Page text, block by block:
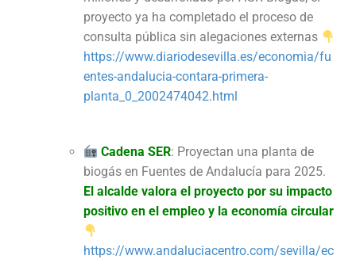
proyecto ya ha completado el proceso de
consulta pública sin alegaciones externas
https://www.diariodesevilla.es/economia/fu
entes-andalucia-contara-primera-
planta_0_2002474042.html
Cadena SER: Proyectan una planta de
biogás en Fuentes de Andalucía para 2025.
El alcalde valora el proyecto por su impacto
positivo en el empleo y la economía circular
https://www.andaluciacentro.com/sevilla/ec